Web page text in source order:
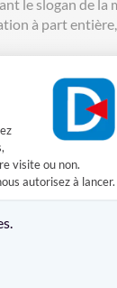
visite ou non.
autorisez à lancer.
le slogan de la
à part
l'habillage
depuis la voie
intègrent